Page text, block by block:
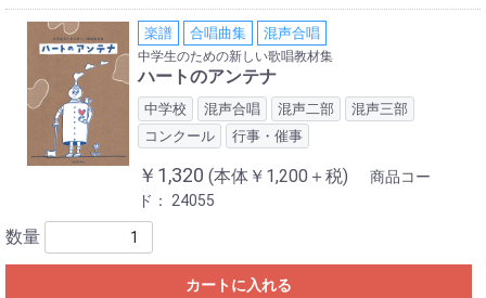
楽譜 合唱曲集 混声合唱
中学生のための新しい歌唱教材集
ハートのアンテナ
中学校 混声合唱 混声二部
混声三部
コンクール
行事・催事
￥1,320 (本体￥1,200＋税)
商品コー
ド： 24055
数量
カートに入れる